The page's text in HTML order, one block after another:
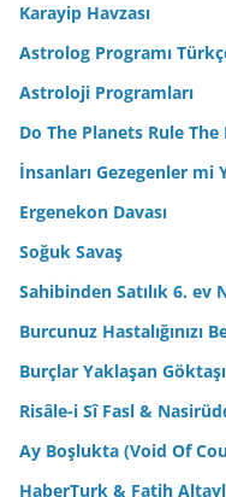
Karayip Havzası
Astrolog Programı
Astroloji Programları
Do The Planets Rule The
İnsanları Gezegenler mi
Ergenekon Davası
Soğuk Savaş
Sahibinden Satılık 6. ev
Burcunuz Hastalığınızı
Burçlar Yaklaşan
Risâle-i Sî Fasl &
Ay Boşlukta (Void Of
HaberTurk & Fatih